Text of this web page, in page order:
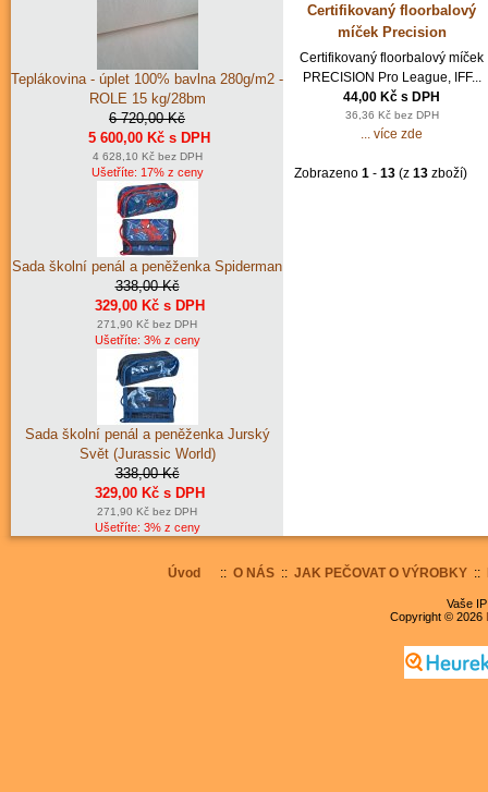
Certifikovaný floorbalový
míček Precision
Certifikovaný floorbalový míček
PRECISION Pro League, IFF...
44,00 Kč s DPH
36,36 Kč bez DPH
... více zde
Zobrazeno 1 - 13 (z 13 zboží)
Teplákovina - úplet 100% bavlna 280g/m2 -
ROLE 15 kg/28bm
6 720,00 Kč
5 600,00 Kč s DPH
4 628,10 Kč bez DPH
Ušetříte: 17% z ceny
Sada školní penál a peněženka Spiderman
338,00 Kč
329,00 Kč s DPH
271,90 Kč bez DPH
Ušetříte: 3% z ceny
Sada školní penál a peněženka Jurský
Svět (Jurassic World)
338,00 Kč
329,00 Kč s DPH
271,90 Kč bez DPH
Ušetříte: 3% z ceny
Úvod :: O NÁS:: JAK PEČOVAT O VÝROBKY::
Vaše
Copyright © 2026